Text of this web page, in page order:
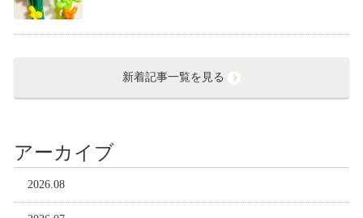
新着記事一覧を見る
アーカイブ
2026.08